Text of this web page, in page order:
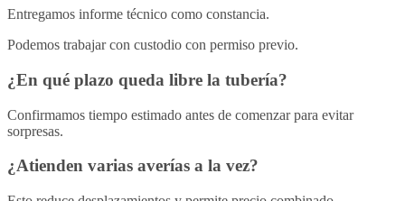
Entregamos informe técnico como constancia.
Podemos trabajar con custodio con permiso previo.
¿En qué plazo queda libre la tubería?
Confirmamos tiempo estimado antes de comenzar para evitar
sorpresas.
¿Atienden varias averías a la vez?